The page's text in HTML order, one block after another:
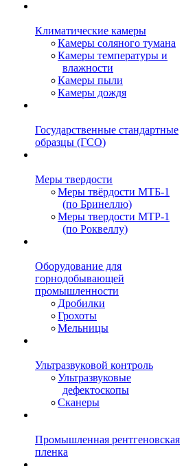
Климатические камеры
Камеры соляного тумана
Камеры температуры и
влажности
Камеры пыли
Камеры дождя
Государственные стандартные
образцы (ГСО)
Меры твердости
Меры твёрдости МТБ-1
(по Бринеллю)
Меры твердости МТР-1
(по Роквеллу)
Оборудование для
горнодобывающей
промышленности
Дробилки
Грохоты
Мельницы
Ультразвуковой контроль
Ультразвуковые
дефектоскопы
Сканеры
Промышленная рентгеновская
пленка